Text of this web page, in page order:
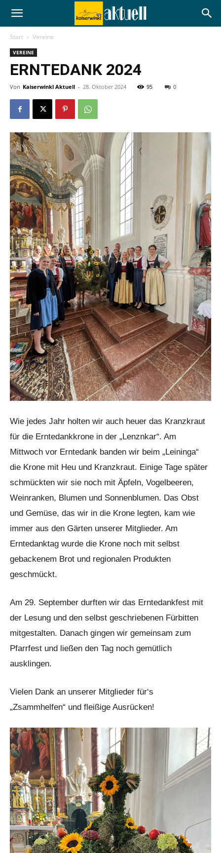
Start Vereine
VEREINE
ERNTEDANK 2024
Von Kaiserwinkl Aktuell - 28. Oktober 2024 95 0
Wie jedes Jahr holten wir auch heuer das Kranzkraut
für die Erntedankkrone in der „Lenznkar“. Am
Mittwoch vor Erntedank banden wir beim „Leininga“
die Krone mit Heu und Kranzkraut. Einige Tage später
schmückten wir sie noch mit Äpfeln, Vogelbeeren,
Weinranken, Blumen und Sonnenblumen. Das Obst
und Gemüse, das wir in die Krone legten, kam wie
immer aus den Gärten unserer Mitglieder. Am
Erntedanktag wurde die Krone noch mit selbst
gebackenem Brot und regionalen Produkten
geschmückt.
Am 29. September durften wir das Erntedankfest mit
der Lesung und den selbst geschriebenen Fürbitten
mitgestalten. Danach gingen wir gemeinsam zum
Pfarrfest und ließen den Tag noch gemütlich
ausklingen.
Vielen Dank an unserer Mitglieder für‘s
„Zsammhelfen“ und fleißige Ausrücken!